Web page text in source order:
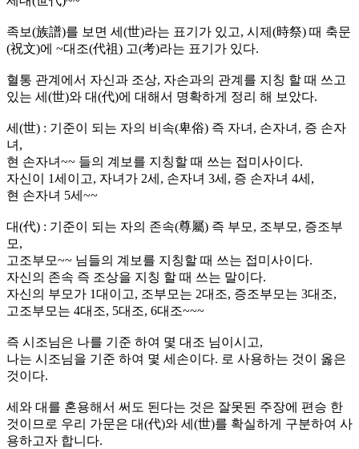
족보(族譜)를 보면 세 (世)라는 표기가 있고, 시제 (時祭) 때 축문
(祝文)에 ~대조(代祖) 고(考)라는 표기가 있다.
혈통 관계에서 자신과 조상, 자손과의 관계를 지칭 할 때 쓰고
있는 세 (世)와 대(代)에 대해서 명확하게 정리 해 보았다.
세 (世) : 기준이 되는 자의 비속(卑俗) 즉 자녀 , 손자녀 , 증 손자
녀 ,
현 손자녀~~ 들의 계보를 지칭할 때 쓰는 접미사이다.
자신이 1세이고, 자녀가 2세 , 손자녀 3세 , 증 손자녀 4세 ,
현 손자녀 5세 ~~
대(代) : 기준이 되는 자의 존속(尊屬) 즉 부모 , 조부모 , 증조부
모 ,
고조부모~~ 님들의 계보를 지칭할 때 쓰는 접미사이다.
자신의 존속 즉 조상을 지칭 할 때 쓰는 말이다.
자신의 부모가 1대이고, 조부모는 2대조, 증조부모는 3대조,
고조부모는 4대조, 5대조, 6대조~~~
즉 시조님은 나를 기준 하여 몇 대조 님이시고,
나는 시조님을 기준 하여 몇 세손이다. 로 사용하는 것이 옳은
것이다.
세와 대를 혼용해서 써도 된다는 것은 잘못된 주장에 편승 한
것이므로 우리 가문은 대(代)와 세 (世)를 확실하게 구분하여 사
용하고자 합니다.